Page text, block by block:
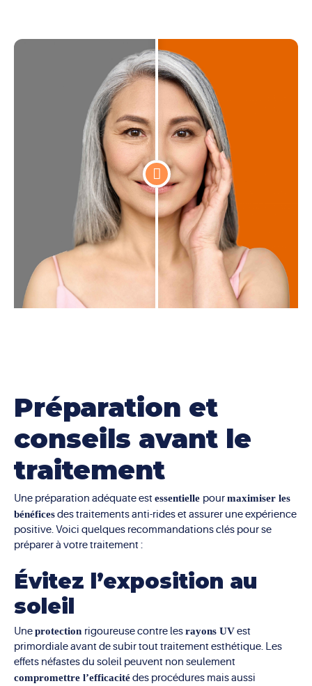
Préparation et
conseils avant le
traitement
Une préparation adéquate estessentielle pourmaximiser les
bénéficesdes traitements anti-rides et assurer une expérience
positive. Voici quelques recommandations clés pour se
préparer à votre traitement :
Évitez l’exposition au
soleil
Uneprotection rigoureuse contre lesrayons UVest
primordiale avant de subir tout traitement esthétique. Les
effets néfastes du soleil peuvent non seulement
compromettre l’efficacitédes procédures mais aussi